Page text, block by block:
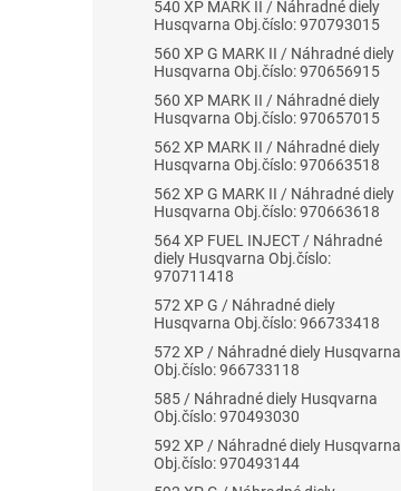
540 XP MARK II / Náhradné diely
Husqvarna Obj.číslo: 970793015
560 XP G MARK II / Náhradné diely
Husqvarna Obj.číslo: 970656915
560 XP MARK II / Náhradné diely
Husqvarna Obj.číslo: 970657015
562 XP MARK II / Náhradné diely
Husqvarna Obj.číslo: 970663518
562 XP G MARK II / Náhradné diely
Husqvarna Obj.číslo: 970663618
564 XP FUEL INJECT / Náhradné
diely Husqvarna Obj.číslo:
970711418
572 XP G / Náhradné diely
Husqvarna Obj.číslo: 966733418
572 XP / Náhradné diely Husqvarna
Obj.číslo: 966733118
585 / Náhradné diely Husqvarna
Obj.číslo: 970493030
592 XP / Náhradné diely Husqvarna
Obj.číslo: 970493144